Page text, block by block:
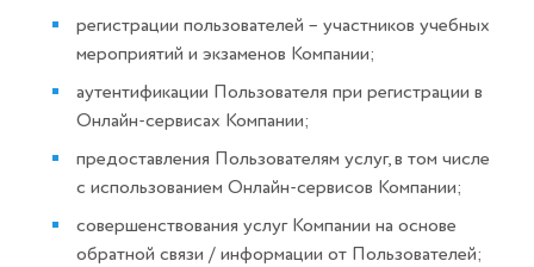
регистрации пользователей – участников учебных
мероприятий и экзаменов Компании;
аутентификации Пользователя при регистрации в
Онлайн-сервисах Компании;
предоставления Пользователям услуг, в том числе
с использованием Онлайн-сервисов Компании;
совершенствования услуг Компании на основе
обратной связи / информации от Пользователей;